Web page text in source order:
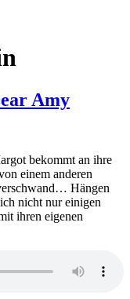
Amy
bekommt an ihre
einem anderen
Hängen
nicht nur einigen
ihren eigenen